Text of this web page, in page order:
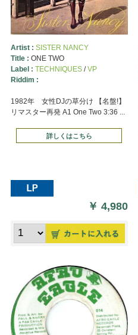
Artist : SISTER NANCY
Title : ONE TWO
Label : TECHNIQUES/VP
Riddim :
1982年 女性DJの草分け 【名盤!】
リマスター再発 A1 One Two 3:36 ...
詳しくはこちら
￥4,980